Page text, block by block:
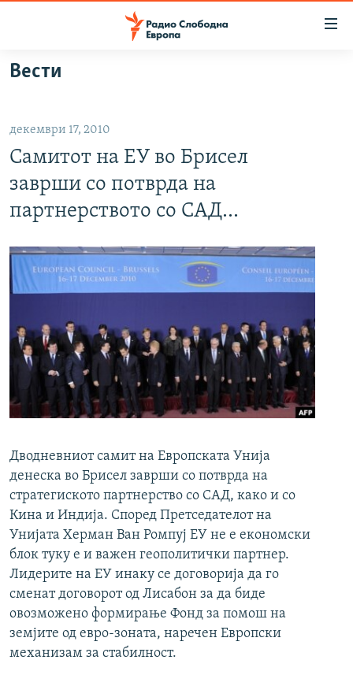
Оди
на
главната
навигација
Премини
на
ВИЗУЕЛНО
ШТО ТРЕБА ДА ЗНАЕТЕ
ПРИЈАВИ СЕ ЗА ЊУЗЛЕТЕР
ПОДКАСТ ЗОШТО?
СЛЕДЕТЕ НЕ
РСЕ веб страници
Вести
декември 17, 2010
Самитот на ЕУ во Брисел
заврши со потврда на
партнерството со САД...
Дводневниот самит на Европската Унија
денеска во Брисел заврши со потврда на
стратегиското партнерство со САД, како и со
Кина и Индија. Според Претседателот на
Унијата Херман Ван Ромпуј ЕУ не е економски
блок туку е и важен геополитички партнер.
Лидерите на ЕУ инаку се договорија да го
сменат договорот од Лисабон за да биде
овозможено формирање Фонд за помош на
земјите од евро-зоната, наречен Европски
механизам за стабилност.